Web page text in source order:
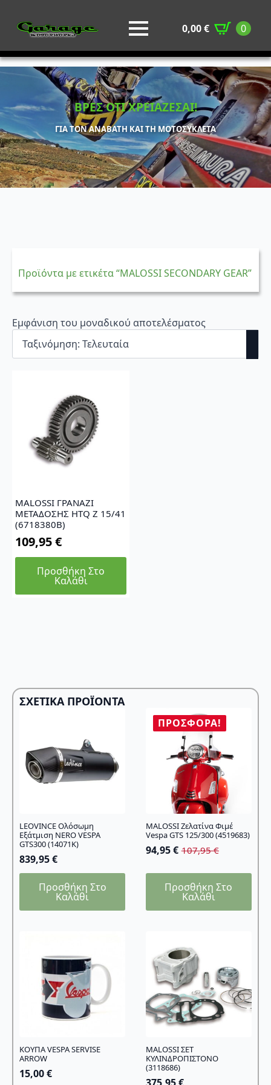
0,00€ 0
ΒΡΕΣ ΟΤΙ ΧΡΕΙΑΖΕΣΑΙ!
ΓΙΑ ΤΟΝ ΑΝΑΒΑΤΗ ΚΑΙ ΤΗ ΜΟΤΟΣΥΚΛΕΤΑ
Προϊόντα με ετικέτα “MALOSSI SECONDARY GEAR”
Εμφάνιση του μοναδικού αποτελέσματος
MALOSSI ΓΡΑΝΑΖΙ
ΜΕΤΑΔΟΣΗΣ HTQ Z 15/41
(6718380B)
109,95€
Προσθήκη Στο
Καλάθι
ΣΧΕΤΙΚΆ ΠΡΟΪΌΝΤΑ
LEOVINCE Ολόσωμη
Εξάτμιση NERO VESPA
GTS300 (14071K)
839,95€
Προσθήκη Στο
Καλάθι
ΠΡΟΣΦΟΡΆ!
MALOSSI Ζελατίνα Φιμέ
Vespa GTS 125/300 (4519683)
107,95€
Original
was:
107,95 €.
94,95€
Η
τιμή
είναι:Προσθήκη Στο
Καλάθι
ΚΟΥΠΑ VESPA SERVISE
ARROW
15,00€
MALOSSI ΣΕΤ
ΚΥΛΙΝΔΡΟΠΙΣΤΟΝΟ
(3118686)